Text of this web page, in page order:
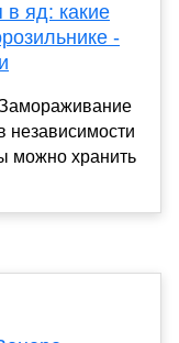
яд: какие
-
независимости
можно хранить